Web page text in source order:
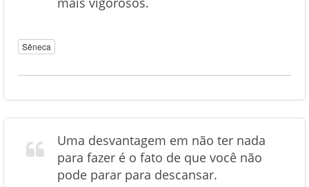
Sêneca
Uma desvantagem em não ter nada
para fazer é o fato de que você não
pode parar para descansar.